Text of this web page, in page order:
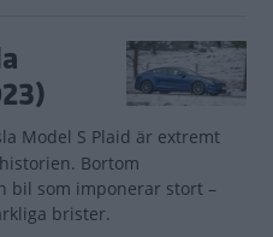
Model S Plaid är extremt
Bortom
bil som imponerar stort –
brister.